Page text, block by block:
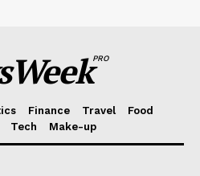
PRO
Finance Travel
Food
Tech Make-up